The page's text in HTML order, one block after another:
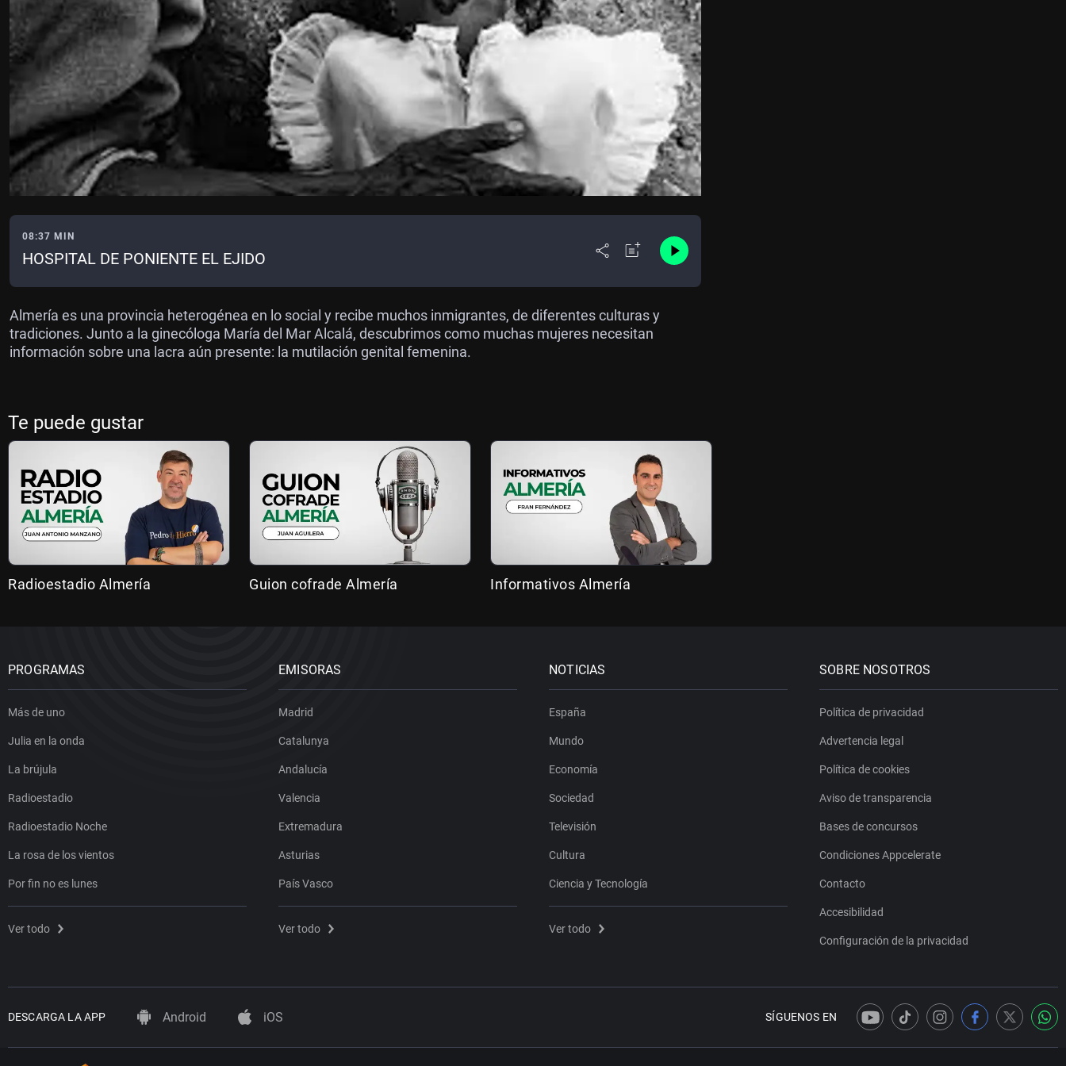
08:37 MIN
HOSPITAL DE PONIENTE EL EJIDO
Almería es una provincia heterogénea en lo social y recibe muchos inmigrantes, de diferentes culturas y
tradiciones. Junto a la ginecóloga María del Mar Alcalá, descubrimos como muchas mujeres necesitan
información sobre una lacra aún presente: la mutilación genital femenina.
Te puede gustar
Radioestadio Almería Guion cofrade Almería Informativos Almería
PROGRAMAS
Más de uno
Julia en la onda
La brújula
Radioestadio
Radioestadio Noche
La rosa de los vientos
Por fin no es lunes
Ver todo
EMISORAS
Madrid
Catalunya
Andalucía
Valencia
Extremadura
Asturias
País Vasco
Ver todo
NOTICIAS
España
Mundo
Economía
Sociedad
Televisión
Cultura
Ciencia y Tecnología
Ver todo
SOBRE NOSOTROS
Política de privacidad
Advertencia legal
Política de cookies
Aviso de transparencia
Bases de concursos
Condiciones Appcelerate
Contacto
Accesibilidad
Configuración de la privacidad
DESCARGA LA APP Android iOS SÍGUENOS EN